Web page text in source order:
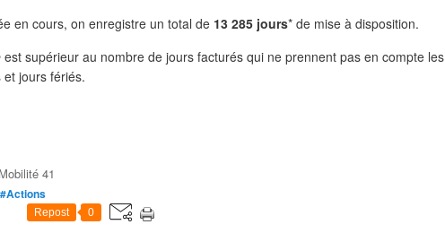
en cours, on enregistre un total de 13 285 jours* de mise à disposition.
est supérieur au nombre de jours facturés qui ne prennent pas en compte les
jours fériés.
Mobilité 41
#Actions
Repost 0